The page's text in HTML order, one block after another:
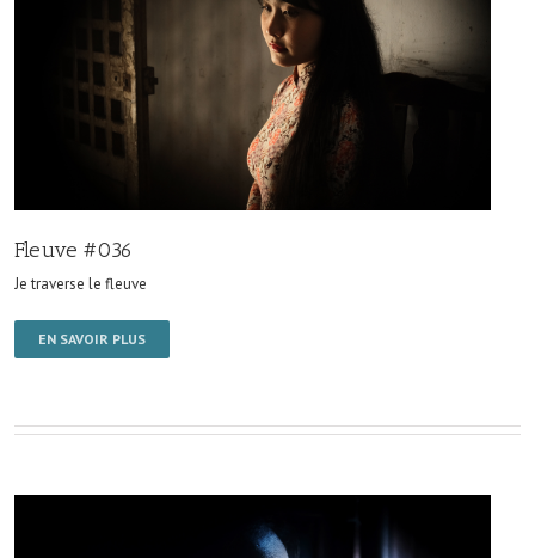
Fleuve #036
Je traverse le fleuve
EN SAVOIR PLUS